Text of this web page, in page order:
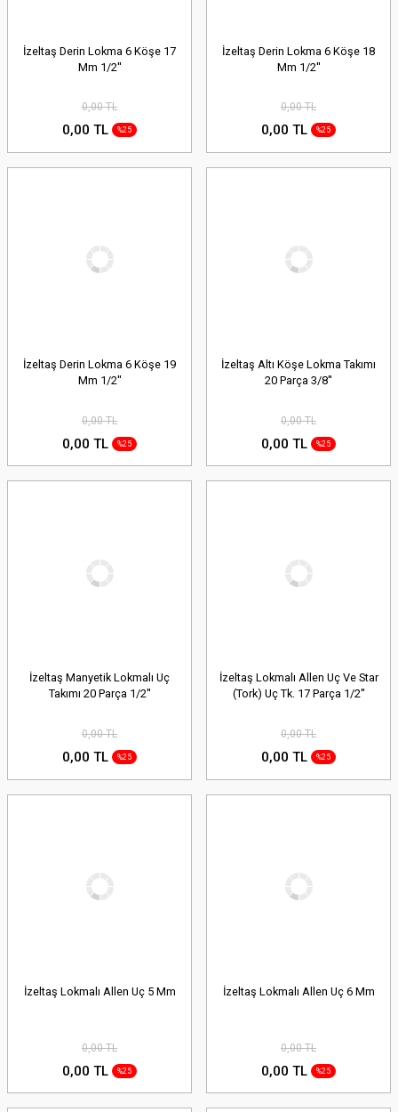
İzeltaş Derin Lokma 6 Köşe 17
Mm 1/2''
0,00 TL
0,00 TL %25
İzeltaş Derin Lokma 6 Köşe 18
Mm 1/2''
0,00 TL
0,00 TL %25
İzeltaş Derin Lokma 6 Köşe 19
Mm 1/2''
0,00 TL
0,00 TL %25
İzeltaş Altı Köşe Lokma Takımı
20 Parça 3/8''
0,00 TL
0,00 TL %25
İzeltaş Manyetik Lokmalı Uç
Takımı 20 Parça 1/2''
0,00 TL
0,00 TL %25
İzeltaş Lokmalı Allen Uç Ve Star
(Tork) Uç Tk. 17 Parça 1/2''
0,00 TL
0,00 TL %25
İzeltaş Lokmalı Allen Uç 5 Mm
0,00 TL
0,00 TL %25
İzeltaş Lokmalı Allen Uç 6 Mm
0,00 TL
0,00 TL %25